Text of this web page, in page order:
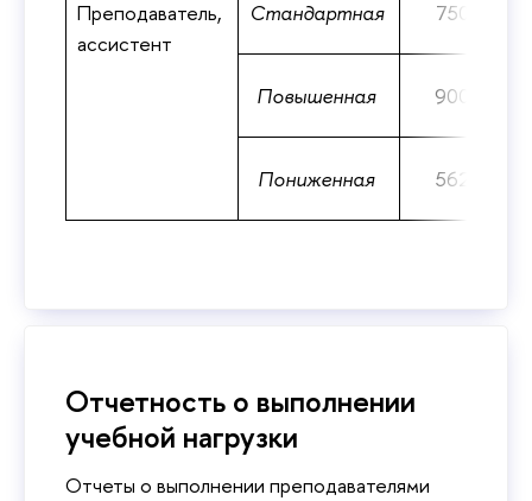
Преподаватель,
ассистент
Стандартная 750
Повышенная 900
Пониженная 562
Отчетность о выполнении
учебной нагрузки
Отчеты о выполнении преподавателями